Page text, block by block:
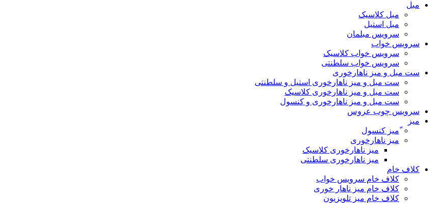
مبل
مبل کلاسیک
مبل استیل
سرویس مبلمان
سرویس خواب
سرویس خواب کلاسیک
سرویس خواب سلطنتی
ست مبل و میز ناهارخوری
ست مبل و میز ناهارخوری استیل و سلطنتی
ست مبل و میز ناهارخوری کلاسیک
ست مبل و میز ناهارخوری و کنسول
سرویس چوب عروس
میز
ّمیز کنسول
میز ناهارخوری
میز ناهارخوری کلاسیک
میز ناهارخوری سلطنتی
کلاف خام
کلاف خام سرویس خواب
کلاف خام میز ناهار خوری
کلاف خام میز تلویزیون